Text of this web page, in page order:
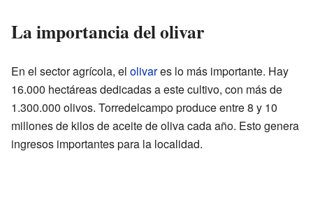
La importancia del olivar
En el sector agrícola, el olivares lo más importante. Hay
16.000 hectáreas dedicadas a este cultivo, con más de
1.300.000 olivos. Torredelcampo produce entre 8 y 10
millones de kilos de aceite de oliva cada año. Esto genera
ingresos importantes para la localidad.